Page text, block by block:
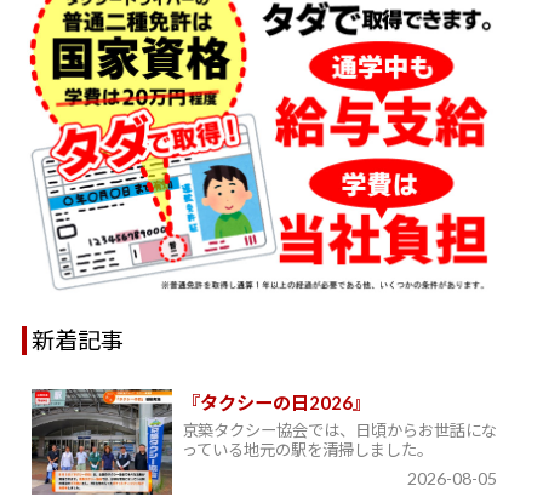
新着記事
『タクシーの日2026』
京築タクシー協会では、日頃からお世話にな
っている地元の駅を清掃しました。
2026-08-05